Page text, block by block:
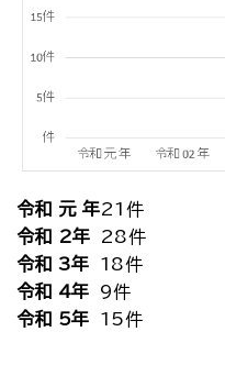
令和 元 年21件
令和 2年
28件
令和 3年
18件
令和 4年
9件
令和 5年
15件